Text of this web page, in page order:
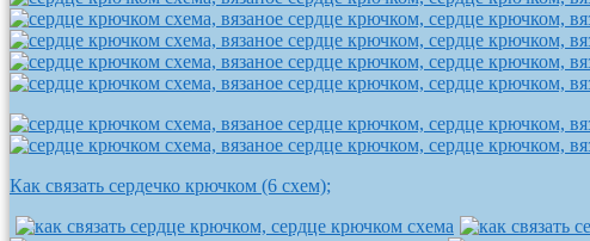
Как связать сердечко крючком (6 схем);